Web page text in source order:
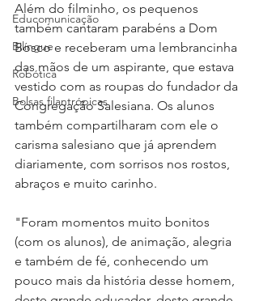
Educomunicação
Bilíngue
Robótica
Bolsas filantrópicas
Além do filminho, os pequenos
também cantaram parabéns a Dom
Bosco e receberam uma lembrancinha
das mãos de um aspirante, que estava
vestido com as roupas do fundador da
Congregação Salesiana. Os alunos
também compartilharam com ele o
carisma salesiano que já aprendem
diariamente, com sorrisos nos rostos,
abraços e muito carinho.
"Foram momentos muito bonitos
(com os alunos), de animação, alegria
e também de fé, conhecendo um
pouco mais da história desse homem,